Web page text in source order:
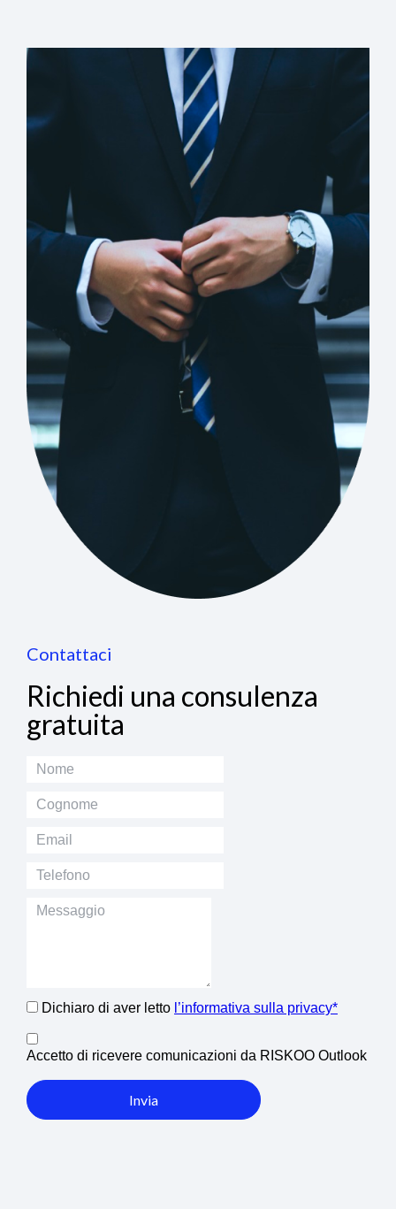
Contattaci
Richiedi una consulenza
gratuita
Dichiaro di aver letto l’informativa sulla privacy*
Accetto di ricevere comunicazioni da RISKOO Outlook
Invia